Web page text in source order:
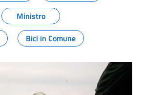
Ministro
Bici in Comune